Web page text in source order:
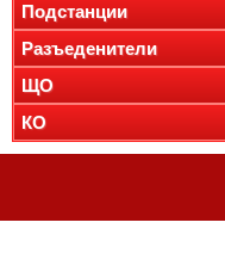
Подстанции
Разъеденители
ЩО
КО